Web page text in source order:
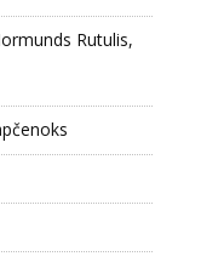
Rutulis,